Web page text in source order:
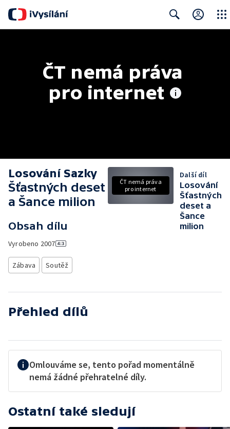
ČT nemá práva
pro internet
Losování Sazky
Šťastných deset
a Šance milion
Obsah dílu
Vyrobeno 2007
Zábava Soutěž
ČT nemá práva
pro internet
Další díl
Losování
Šťastných
deset a
Šance
milion
Přehled dílů
Omlouváme se, tento pořad momentálně
nemá žádné přehratelné díly.
Ostatní také sledují